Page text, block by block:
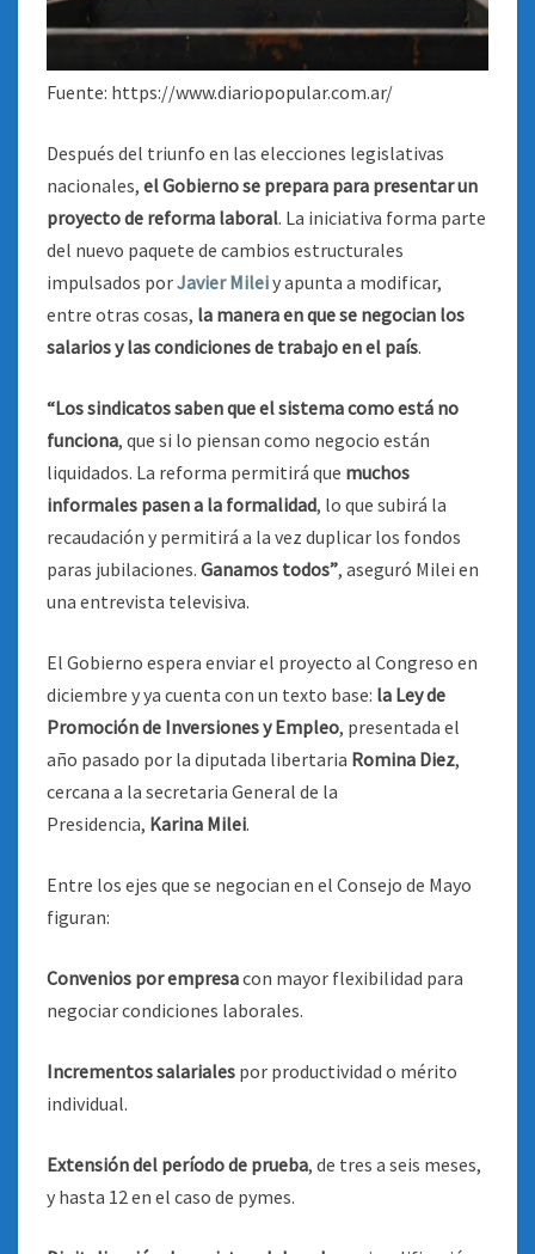
Fuente: https://www.diariopopular.com.ar/
Después del triunfo en las elecciones legislativas
nacionales, el Gobierno se prepara para presentar un
proyecto de reforma laboral. La iniciativa forma parte
del nuevo paquete de cambios estructurales
impulsados porJavier Mileiy apunta a modificar,
entre otras cosas, la manera en que se negocian los
salarios y las condiciones de trabajo en el país.
“Los sindicatos saben que el sistema como está no
funciona, que si lo piensan como negocio están
liquidados. La reforma permitirá que muchos
informales pasen a la formalidad, lo que subirá la
recaudación y permitirá a la vez duplicar los fondos
paras jubilaciones. Ganamos todos”, aseguró Milei en
una entrevista televisiva.
El Gobierno espera enviar el proyecto al Congreso en
diciembre y ya cuenta con un texto base: la Ley de
Promoción de Inversiones y Empleo, presentada el
año pasado por la diputada libertaria Romina Diez,
cercana a la secretaria General de la
Presidencia, Karina Milei.
Entre los ejes que se negocian en el Consejo de Mayo
figuran:
Convenios por empresacon mayor flexibilidad para
negociar condiciones laborales.
Incrementos salariales por productividad o mérito
individual.
Extensión del período de prueba, de tres a seis meses,
y hasta 12 en el caso de pymes.